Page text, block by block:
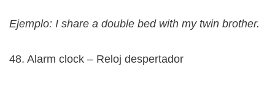
Ejemplo: I share a double bed with my twin brother.
48. Alarm clock – Reloj despertador